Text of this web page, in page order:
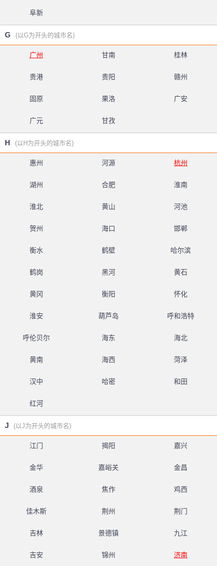
阜新
G (以G为开头的城市名)
广州 甘南 桂林
贵港 贵阳 赣州
固原 果洛 广安
广元 甘孜
H (以H为开头的城市名)
惠州 河源 杭州
湖州 合肥 淮南
淮北 黄山 河池
贺州 海口 邯郸
衡水 鹤壁 哈尔滨
鹤岗 黑河 黄石
黄冈 衡阳 怀化
淮安 葫芦岛 呼和浩特
呼伦贝尔 海东 海北
黄南 海西 菏泽
汉中 哈密 和田
红河
J (以J为开头的城市名)
江门 揭阳 嘉兴
金华 嘉峪关 金昌
酒泉 焦作 鸡西
佳木斯 荆州 荆门
吉林 景德镇 九江
吉安 锦州 济南